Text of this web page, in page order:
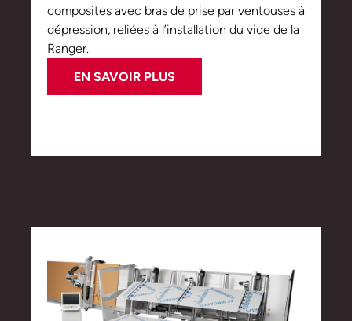
composites avec bras de prise par ventouses à
dépression, reliées à l’installation du vide de la
Ranger.
EN SAVOIR PLUS